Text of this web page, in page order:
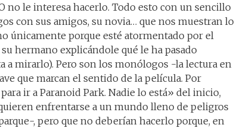
no le interesa hacerlo. Todo esto con un sencillo
con sus amigos, su novia… que nos muestran lo
únicamente porque esté atormentado por el
hermano explicándole qué le ha pasado
a mirarlo). Pero son los monólogos -la lectura en
que marcan el sentido de la película. Por
ir a Paranoid Park. Nadie lo está» del inicio,
enfrentarse a un mundo lleno de peligros
, pero que no deberían hacerlo porque, en